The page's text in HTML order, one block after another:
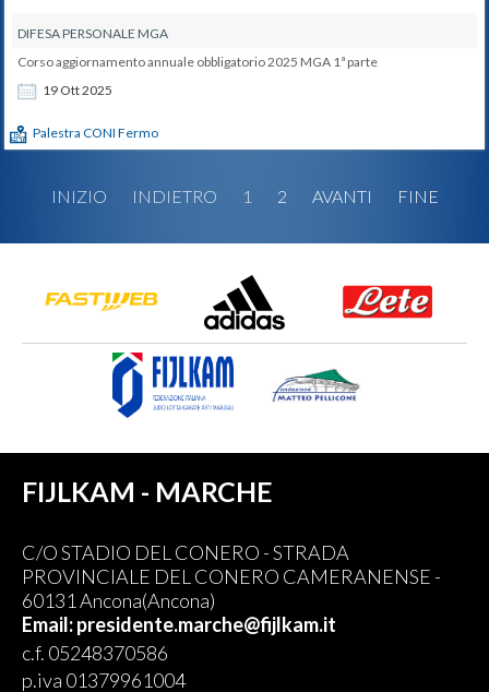
DIFESA PERSONALE MGA
19 Ott2025
Corso aggiornamento annuale obbligatorio 2025 MGA 1ª parte
Palestra CONI Fermo
INIZIO INDIETRO 1 2 AVANTI FINE
FIJLKAM - MARCHE
C/O STADIO DEL CONERO - STRADA
PROVINCIALE DEL CONERO CAMERANENSE -
60131 Ancona(Ancona)
Email: presidente.marche@fijlkam.it
c.f. 05248370586
p.iva 01379961004